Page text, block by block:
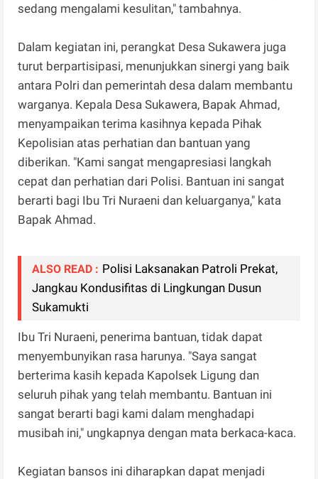
sedang mengalami kesulitan," tambahnya.
Dalam kegiatan ini, perangkat Desa Sukawera juga
turut berpartisipasi, menunjukkan sinergi yang baik
antara Polri dan pemerintah desa dalam membantu
warganya. Kepala Desa Sukawera, Bapak Ahmad,
menyampaikan terima kasihnya kepada Pihak
Kepolisian atas perhatian dan bantuan yang
diberikan. "Kami sangat mengapresiasi langkah
cepat dan perhatian dari Polisi. Bantuan ini sangat
berarti bagi Ibu Tri Nuraeni dan keluarganya," kata
Bapak Ahmad.
ALSO READ : Polisi Laksanakan Patroli Prekat,
Jangkau Kondusifitas di Lingkungan Dusun
Sukamukti
Ibu Tri Nuraeni, penerima bantuan, tidak dapat
menyembunyikan rasa harunya. "Saya sangat
berterima kasih kepada Kapolsek Ligung dan
seluruh pihak yang telah membantu. Bantuan ini
sangat berarti bagi kami dalam menghadapi
musibah ini," ungkapnya dengan mata berkaca-kaca.
Kegiatan bansos ini diharapkan dapat menjadi